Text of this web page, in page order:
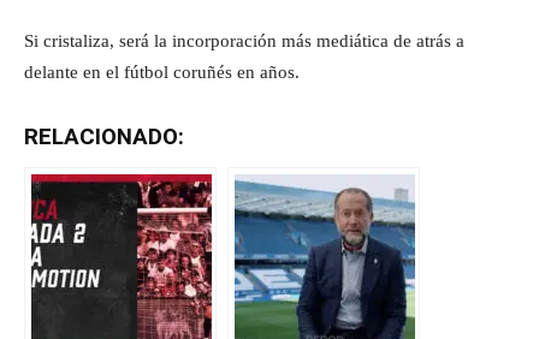
Si cristaliza, será la incorporación más mediática de atrás a
delante en el fútbol coruñés en años.
RELACIONADO: